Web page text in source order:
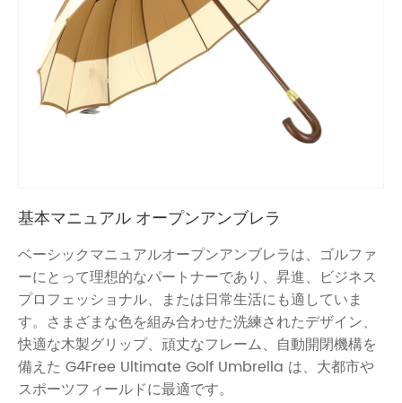
基本マニュアル オープンアンブレラ
ベーシックマニュアルオープンアンブレラは、ゴルファ
ーにとって理想的なパートナーであり、昇進、ビジネス
プロフェッショナル、または日常生活にも適していま
す。さまざまな色を組み合わせた洗練されたデザイン、
快適な木製グリップ、頑丈なフレーム、自動開閉機構を
備えた G4Free Ultimate Golf Umbrella は、大都市や
スポーツフィールドに最適です。